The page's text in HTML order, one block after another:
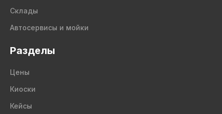
Склады
Автосервисы и мойки
Разделы
Цены
Киоски
Кейсы